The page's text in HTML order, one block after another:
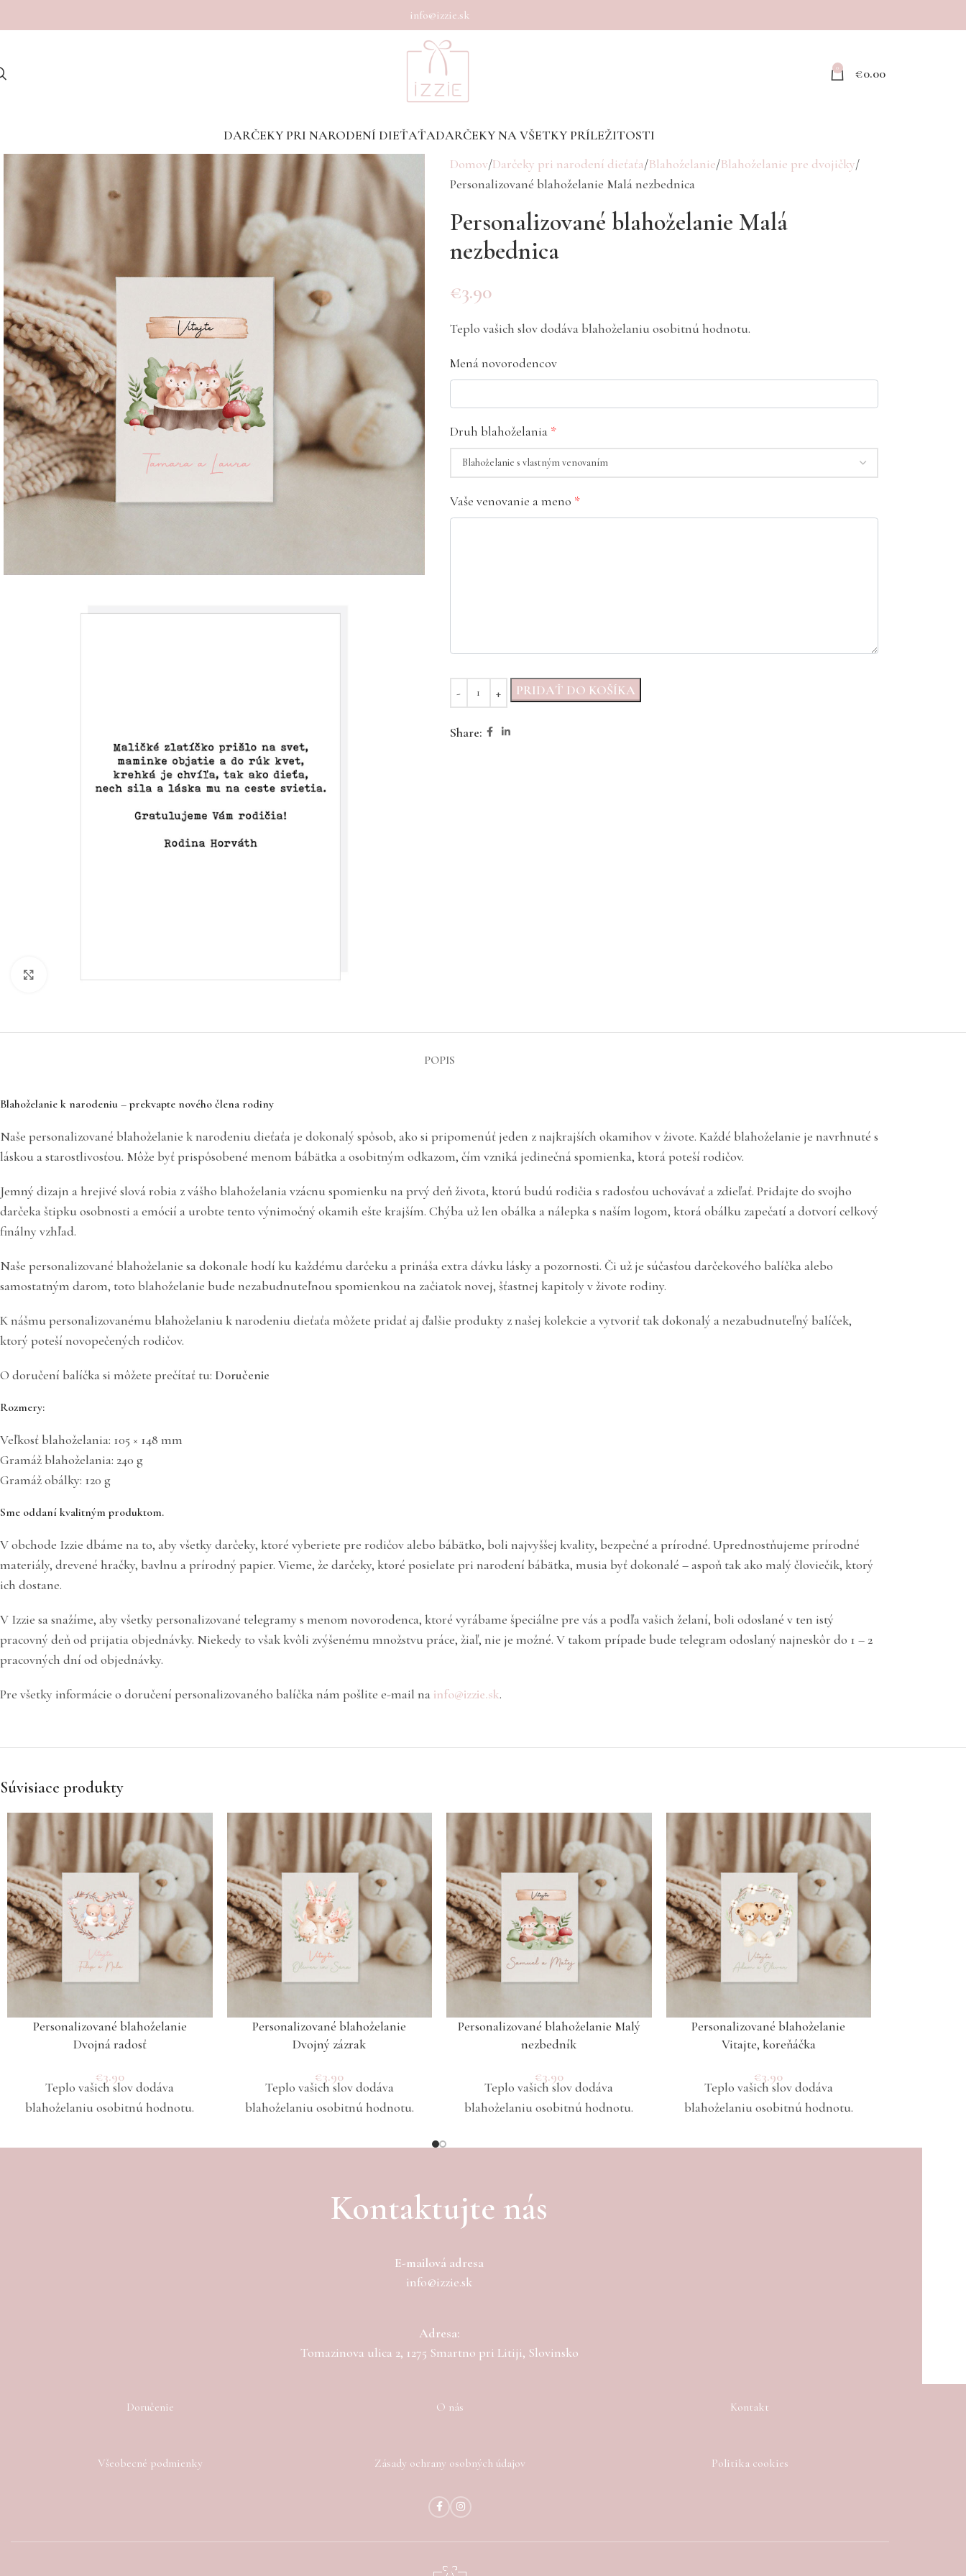
info@izzie.sk
0 €0.00
DARČEKY PRI NARODENÍ DIEŤAŤADARČEKY NA VŠETKY PRÍLEŽITOSTI
Domov Darčeky pri narodení dieťaťa Blahoželanie Blahoželanie pre dvojičky
Personalizované blahoželanie Malá nezbednica
Personalizované blahoželanie Malá
nezbednica
€3.90
Teplo vašich slov dodáva blahoželaniu osobitnú hodnotu.
Mená novorodencov
Druh blahoželania*
Vaše venovanie a meno *
PRIDAŤ DO KOŠÍKA
Share:
POPIS
Blahoželanie k narodeniu – prekvapte nového člena rodiny
Naše personalizované blahoželanie k narodeniu dieťaťa je dokonalý spôsob, ako si pripomenúť jeden z najkrajších okamihov v živote. Každé blahoželanie je navrhnuté s
láskou a starostlivosťou. Môže byť prispôsobené menom bábätka a osobitným odkazom, čím vzniká jedinečná spomienka, ktorá poteší rodičov.
Jemný dizajn a hrejivé slová robia z vášho blahoželania vzácnu spomienku na prvý deň života, ktorú budú rodičia s radosťou uchovávať a zdieľať. Pridajte do svojho
darčeka štipku osobnosti a emócií a urobte tento výnimočný okamih ešte krajším. Chýba už len obálka a nálepka s naším logom, ktorá obálku zapečatí a dotvorí celkový
finálny vzhľad.
Naše personalizované blahoželanie sa dokonale hodí ku každému darčeku a prináša extra dávku lásky a pozornosti. Či už je súčasťou darčekového balíčka alebo
samostatným darom, toto blahoželanie bude nezabudnuteľnou spomienkou na začiatok novej, šťastnej kapitoly v živote rodiny.
K nášmu personalizovanému blahoželaniu k narodeniu dieťaťa môžete pridať aj ďalšie produkty z našej kolekcie a vytvoriť tak dokonalý a nezabudnuteľný balíček,
ktorý poteší novopečených rodičov.
O doručení balíčka si môžete prečítať tu: Doručenie
Rozmery:
Veľkosť blahoželania: 105 × 148 mm
Gramáž blahoželania: 240 g
Gramáž obálky: 120 g
Sme oddaní kvalitným produktom.
V obchode Izzie dbáme na to, aby všetky darčeky, ktoré vyberiete pre rodičov alebo bábätko, boli najvyššej kvality, bezpečné a prírodné. Uprednostňujeme prírodné
materiály, drevené hračky, bavlnu a prírodný papier. Vieme, že darčeky, ktoré posielate pri narodení bábätka, musia byť dokonalé – aspoň tak ako malý človiečik, ktorý
ich dostane.
V Izzie sa snažíme, aby všetky personalizované telegramy s menom novorodenca, ktoré vyrábame špeciálne pre vás a podľa vašich želaní, boli odoslané v ten istý
pracovný deň od prijatia objednávky. Niekedy to však kvôli zvýšenému množstvu práce, žiaľ, nie je možné. V takom prípade bude telegram odoslaný najneskôr do 1 – 2
pracovných dní od objednávky.
Pre všetky informácie o doručení personalizovaného balíčka nám pošlite e-mail na info@izzie.sk.
Súvisiace produkty
Personalizované blahoželanie
Dvojná radosť
€3.90
Teplo vašich slov dodáva
blahoželaniu osobitnú hodnotu.
Personalizované blahoželanie
Dvojný zázrak
€3.90
Teplo vašich slov dodáva
blahoželaniu osobitnú hodnotu.
Personalizované blahoželanie Malý
nezbedník
€3.90
Teplo vašich slov dodáva
blahoželaniu osobitnú hodnotu.
Personalizované blahoželanie
Vitajte, koreňáčka
€3.90
Teplo vašich slov dodáva
blahoželaniu osobitnú hodnotu.
Kontaktujte nás
E-mailová adresa
info@izzie.sk
Adresa:
Tomazinova ulica 2, 1275 Smartno pri Litiji, Slovinsko
Doručenie O nás Kontakt
Všeobecné podmienky Zásady ochrany osobných údajov Politika cookies